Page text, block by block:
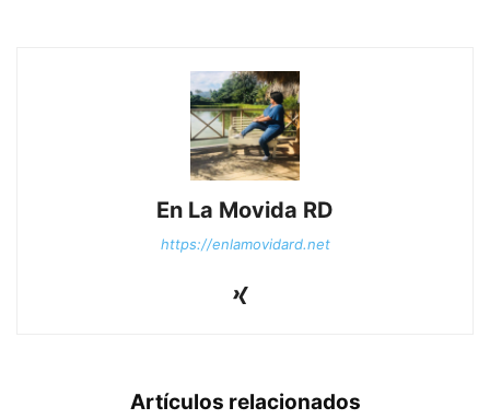
En La Movida RD
https://enlamovidard.net
Artículos relacionados